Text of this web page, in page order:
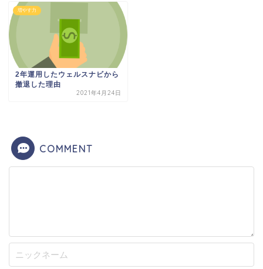
増やす力
2年運用したウェルスナビから
撤退した理由
2021年4月24日
COMMENT